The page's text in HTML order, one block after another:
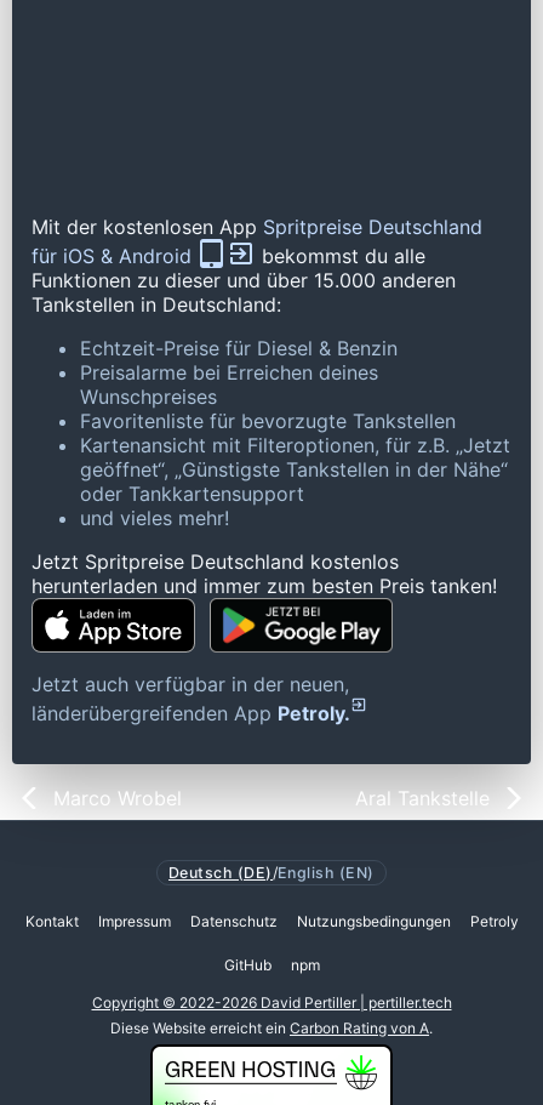
Mit der kostenlosen App Spritpreise Deutschland
für iOS & Android
bekommst du alle
Funktionen zu dieser und über 15.000 anderen
Tankstellen in Deutschland:
Echtzeit-Preise für Diesel & Benzin
Preisalarme bei Erreichen deines
Wunschpreises
Favoritenliste für bevorzugte Tankstellen
Kartenansicht mit Filteroptionen, für z.B. „Jetzt
geöffnet“, „Günstigste Tankstellen in der Nähe“
oder Tankkartensupport
und vieles mehr!
Jetzt Spritpreise Deutschland kostenlos
herunterladen und immer zum besten Preis tanken!
Jetzt auch verfügbar in der neuen,
länderübergreifenden App Petroly.
Marco Wrobel Aral Tankstelle
Deutsch (DE) /English (EN)
Kontakt Impressum Datenschutz Nutzungsbedingungen Petroly
GitHub npm
Copyright © 2022-2026 David Pertiller | pertiller.tech
Diese Website erreicht ein Carbon Rating von A.